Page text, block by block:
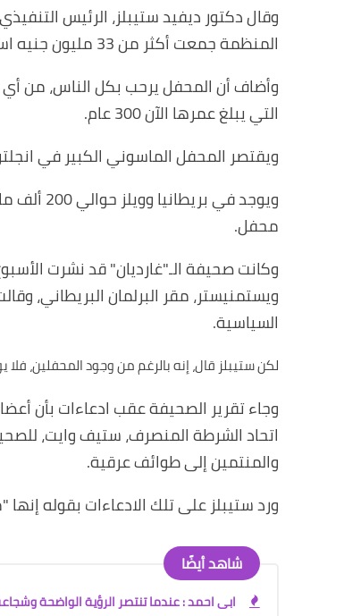
وقال دكتور ديفيد ستيبلز، الرئيس
المنظمة جمعت أكثر من 33 مليون جنيه استرليني من أجل قضايا الخير، العام الماضي
وأضاف أن المحفل يرحب بكل الناس، من
التي يبلغ عمرها الآن 300 عام
.
ويقتصر المحفل الماسوني الكبير في
محفل.
وكانت صحيفة الـ"غارديان" قد نشرت
ويستمنيستر، مقر البرلمان البريطاني،
السياسية.
لكن ستيبلز قال، إنه بالرغم من وجود المحفلين،
وجاء تقرير الصحيفة عقب ادعاءات بأن
اتحاد الشرطة المنصرف، ستيف وايت،
والمنتمين إلى طوائف عرقية.
ورد ستيبلز على تلك الادعاءات بقوله إنها
شاهد أيضًا
ابى احمد : عندما تنتصر الرؤية الواضحة